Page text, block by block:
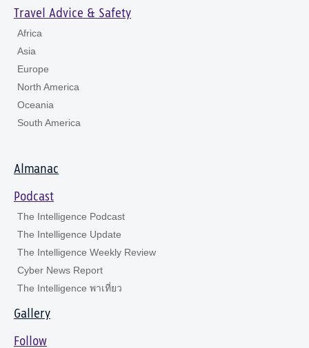
Travel Advice & Safety
Africa
Asia
Europe
North America
Oceania
South America
Almanac
Podcast
The Intelligence Podcast
The Intelligence Update
The Intelligence Weekly Review
Cyber News Report
The Intelligence พาเที่ยว
Gallery
Follow